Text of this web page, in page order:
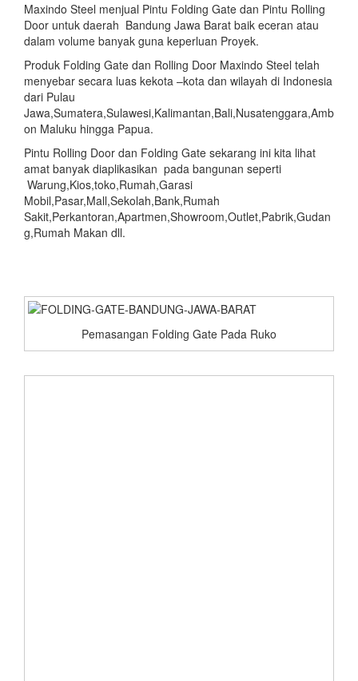
Maxindo Steel menjual Pintu Folding Gate dan Pintu Rolling
Door untuk daerah Bandung Jawa Barat baik eceran atau
dalam volume banyak guna keperluan Proyek.
Produk Folding Gate dan Rolling Door Maxindo Steel telah
menyebar secara luas kekota –kota dan wilayah di Indonesia
dari Pulau
Jawa,Sumatera,Sulawesi,Kalimantan,Bali,Nusatenggara,Amb
on Maluku hingga Papua.
Pintu Rolling Door dan Folding Gate sekarang ini kita lihat
amat banyak diaplikasikan pada bangunan seperti
Warung,Kios,toko,Rumah,Garasi
Mobil,Pasar,Mall,Sekolah,Bank,Rumah
Sakit,Perkantoran,Apartmen,Showroom,Outlet,Pabrik,Gudan
g,Rumah Makan dll.
Pemasangan Folding Gate Pada Ruko